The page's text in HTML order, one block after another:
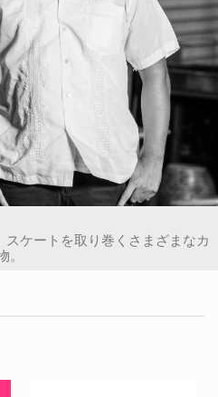
ケートを取り巻くさまざまなカ